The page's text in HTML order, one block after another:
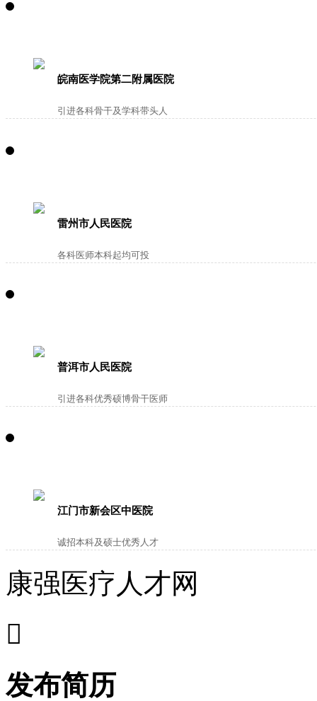
皖南医学院第二附属医院
引进各科骨干及学科带头人
雷州市人民医院
各科医师本科起均可投
普洱市人民医院
引进各科优秀硕博骨干医师
江门市新会区中医院
诚招本科及硕士优秀人才
康强医疗人才网

发布简历